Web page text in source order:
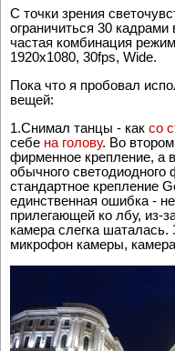
тряска. Режим Wide -
С точки зрения
ограничиться 30 кадрами
частая комбинация
1920x1080, 30fps, Wide.
Пока что я пробовал
вещей:
1.Снимал танцы - каксо
себена голову. Во втором
фирменное крепление, а
обычного светодиодного
стандартное крепление
единственная ошибка -
прилегающей ко лбу, из-
камера слегка шаталась.
микрофон камеры,